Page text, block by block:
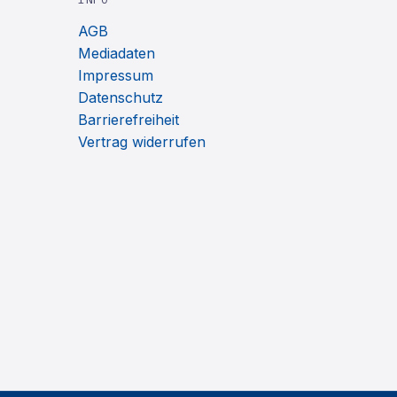
AGB
Mediadaten
Impressum
Datenschutz
Barrierefreiheit
Vertrag widerrufen